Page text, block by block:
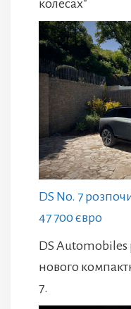
колесах"
DS No. 7
47 700 євро
DS
нового
7.